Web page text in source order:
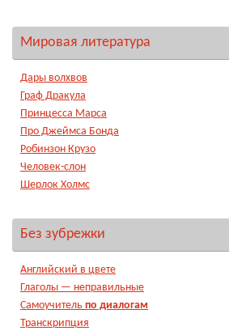
Мировая литература
Дары волхвов
Граф Дракула
Принцесса Марса
Про Джеймса Бонда
Робинзон Крузо
Человек-слон
Шерлок Холмс
Без зубрежки
Английский в цвете
Глаголы — неправильные
Самоучитель по диалогам
Транскрипция